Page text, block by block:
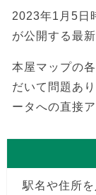
2023年1月5日
が公開する最
本屋マップの
だいて問題あ
ータへの直接
駅名や住所を